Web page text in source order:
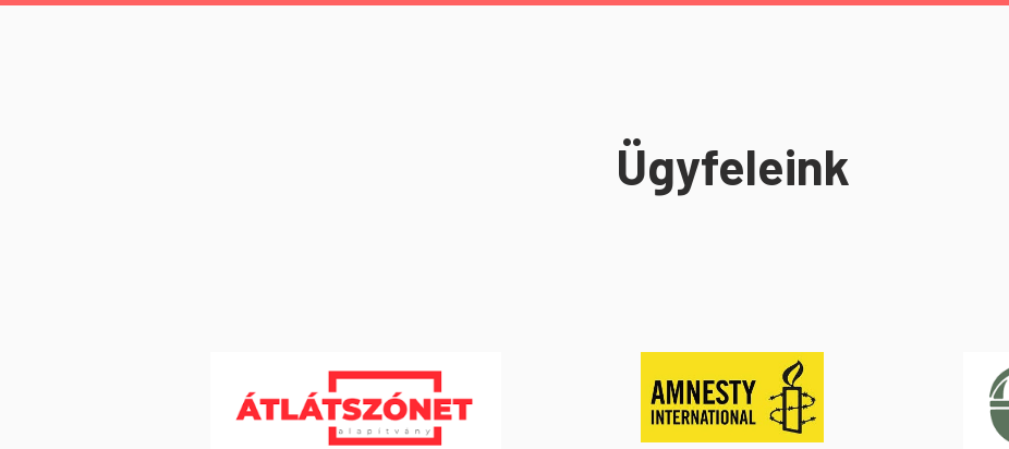
Ügyfeleink